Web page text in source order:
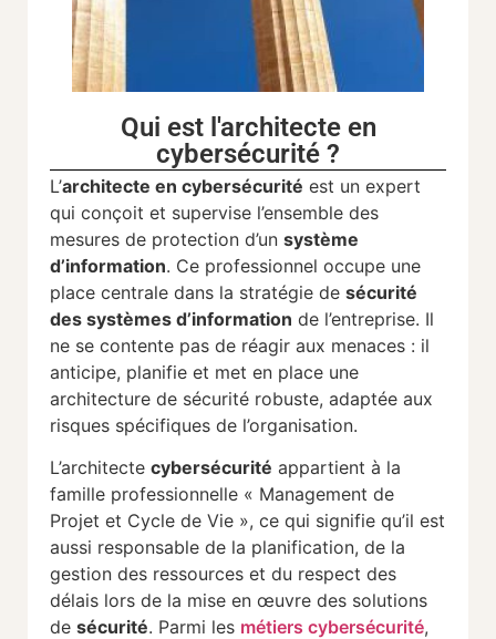
Qui est l'architecte en
cybersécurité ?
L’architecte en cybersécurité est un expert
qui conçoit et supervise l’ensemble des
mesures de protection d’un système
d’information. Ce professionnel occupe une
place centrale dans la stratégie de sécurité
des systèmes d’information de l’entreprise. Il
ne se contente pas de réagir aux menaces : il
anticipe, planifie et met en place une
architecture de sécurité robuste, adaptée aux
risques spécifiques de l’organisation.
L’architecte cybersécurité appartient à la
famille professionnelle « Management de
Projet et Cycle de Vie », ce qui signifie qu’il est
aussi responsable de la planification, de la
gestion des ressources et du respect des
délais lors de la mise en œuvre des solutions
de sécurité. Parmi les métiers cybersécurité,